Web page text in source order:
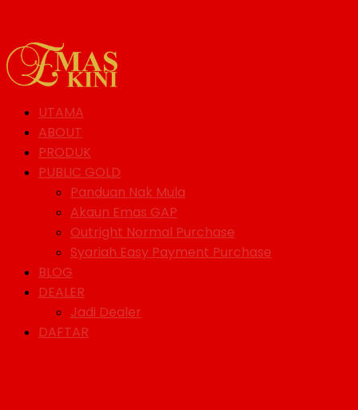
UTAMA
ABOUT
PRODUK
PUBLIC GOLD
Panduan Nak Mula
Akaun Emas GAP
Outright Normal Purchase
Syariah Easy Payment Purchase
BLOG
DEALER
Jadi Dealer
DAFTAR